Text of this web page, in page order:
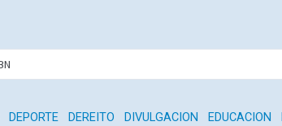
DEPORTE DEREITO DIVULGACION EDUCACION